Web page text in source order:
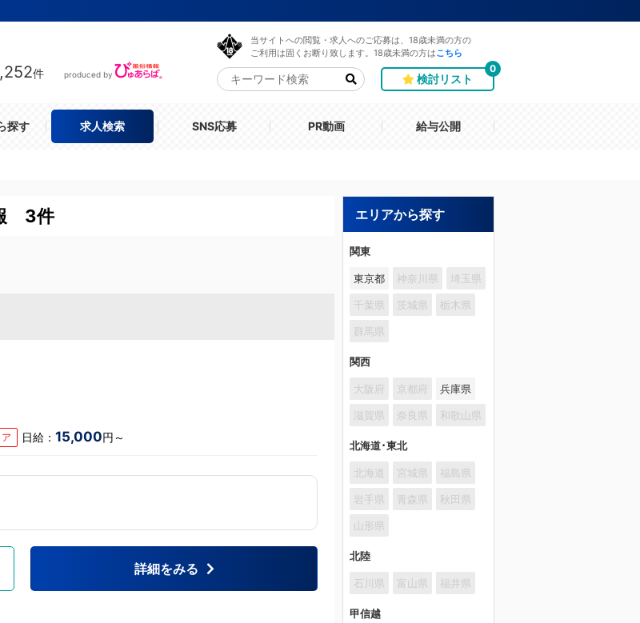
件 produced by
当サイトへの閲覧・求人へのご応募は、18歳未満の方の
ご利用は固くお断り致します。18歳未満の方は こちら
検討リスト
0
探す 求人検索 SNS応募 PR動画 給与公開
3件
ア 日給：15,000円～
詳細をみる
エリアから探す
関東
東京都 神奈川県 埼玉県
千葉県 茨城県 栃木県
群馬県
関西
大阪府 京都府 兵庫県
滋賀県 奈良県 和歌山県
北海道･東北
北海道 宮城県 福島県
岩手県 青森県 秋田県
山形県
北陸
石川県 富山県 福井県
甲信越